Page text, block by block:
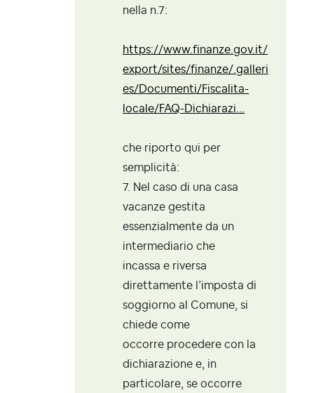
nella n.7:
https://www.finanze.gov.it/
export/sites/finanze/.galleri
es/Documenti/Fiscalita-
locale/FAQ-Dichiarazi...
che riporto qui per
semplicità:
7. Nel caso di una casa
vacanze gestita
essenzialmente da un
intermediario che
incassa e riversa
direttamente l’imposta di
soggiorno al Comune, si
chiede come
occorre procedere con la
dichiarazione e, in
particolare, se occorre